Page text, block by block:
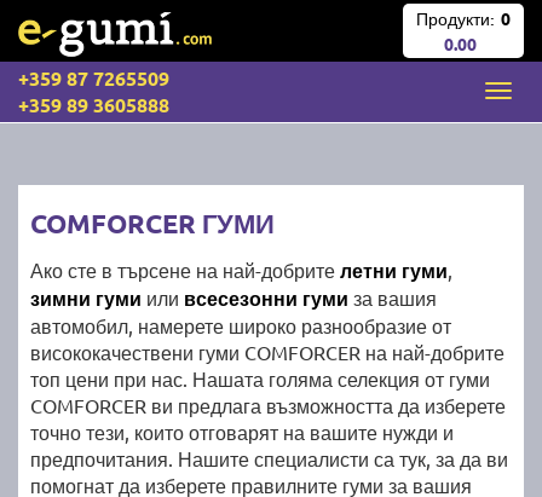
Продукти: 0
0.00
+359 87 7265509
+359 89 3605888
COMFORCER ГУМИ
Ако сте в търсене на най-добрите летни гуми,
зимни гуми или всесезонни гуми за вашия
автомобил, намерете широко разнообразие от
висококачествени гуми COMFORCER на най-добрите
топ цени при нас. Нашата голяма селекция от гуми
COMFORCER ви предлага възможността да изберете
точно тези, които отговарят на вашите нужди и
предпочитания. Нашите специалисти са тук, за да ви
помогнат да изберете правилните гуми за вашия